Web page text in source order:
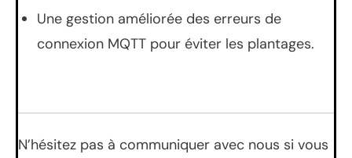
Une gestion améliorée des erreurs de
connexion MQTT pour éviter les plantages.
N’hésitez pas à communiquer avec nous si vous